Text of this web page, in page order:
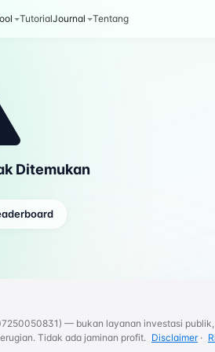
TutorialJournal Tentang
Ditemukan
— bukan layanan investasi
Tidak ada jaminan profit. Disclaimer·